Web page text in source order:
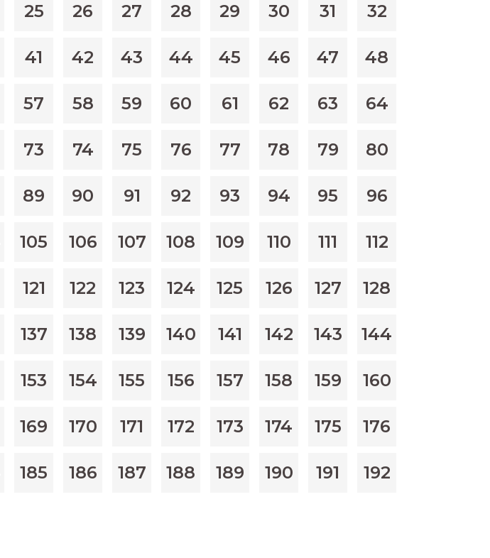
25 26 27 28 29 30 31 32
41 42 43 44 45 46 47 48
57 58 59 60 61 62 63 64
73 74 75 76 77 78 79 80
89 90 91 92 93 94 95 96
105 106 107 108 109 110 111 112
121 122 123 124 125 126 127 128
137 138 139 140 141 142 143 144
153 154 155 156 157 158 159 160
169 170 171 172 173 174 175 176
185 186 187 188 189 190 191 192